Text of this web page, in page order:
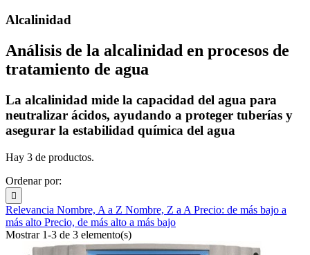
Alcalinidad
Análisis de la alcalinidad en procesos de
tratamiento de agua
La alcalinidad mide la capacidad del agua para
neutralizar ácidos, ayudando a proteger tuberías y
asegurar la estabilidad química del agua
Hay 3 de productos.
Ordenar por:

Relevancia Nombre, A a Z Nombre, Z a A Precio: de más bajo a
más alto Precio, de más alto a más bajo
Mostrar 1-3 de 3 elemento(s)